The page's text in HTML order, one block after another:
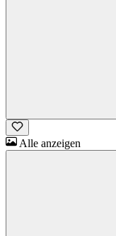
Alle anzeigen